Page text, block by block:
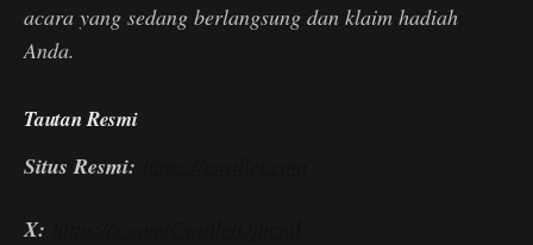
acara yang sedang berlangsung dan klaim hadiah
Anda.
Tautan Resmi
Situs Resmi:
X: